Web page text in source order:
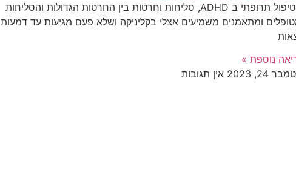
על טיפול תרופתי ב ADHD, סליחות וחרטות בין החרטות הגדולות והסליחות
ומתאמנים משמיעים אצלי בקליניקה ושלא פעם מגיעות עד דמעות
נוספת »
24, 2023
אין תגובות